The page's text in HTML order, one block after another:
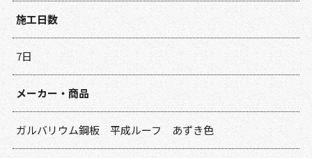
施工日数
7日
メーカー・商品
ガルバリウム鋼板 平成ルーフ あずき色